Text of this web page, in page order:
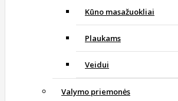
Kūno masažuokliai
Plaukams
Veidui
Valymo priemonės